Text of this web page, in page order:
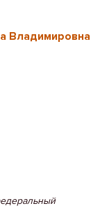
Владимировна